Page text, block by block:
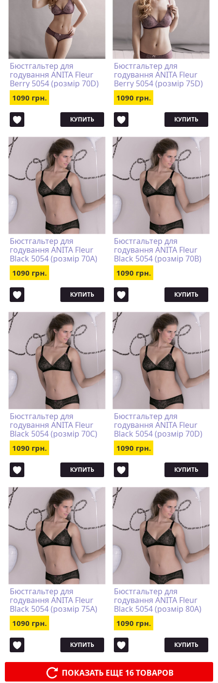
Бюстгальтер для
годування ANITA Fleur
Berry 5054 (розмір 70D)
1090 грн.
КУПИТЬ
Бюстгальтер для
годування ANITA Fleur
Berry 5054 (розмір 75D)
1090 грн.
КУПИТЬ
Бюстгальтер для
годування ANITA Fleur
Black 5054 (розмір 70A)
1090 грн.
КУПИТЬ
Бюстгальтер для
годування ANITA Fleur
Black 5054 (розмір 70B)
1090 грн.
КУПИТЬ
Бюстгальтер для
годування ANITA Fleur
Black 5054 (розмір 70C)
1090 грн.
КУПИТЬ
Бюстгальтер для
годування ANITA Fleur
Black 5054 (розмір 70D)
1090 грн.
КУПИТЬ
Бюстгальтер для
годування ANITA Fleur
Black 5054 (розмір 75A)
1090 грн.
КУПИТЬ
Бюстгальтер для
годування ANITA Fleur
Black 5054 (розмір 80A)
1090 грн.
КУПИТЬ
ПОКАЗАТЬ ЕЩЕ 16 ТОВАРОВ